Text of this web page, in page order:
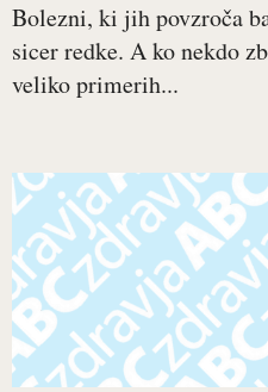
Bolezni, ki jih povzroča
sicer redke. A ko nekdo
veliko primerih...